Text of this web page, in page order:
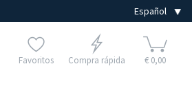
Favoritos Compra rápida € 0,00